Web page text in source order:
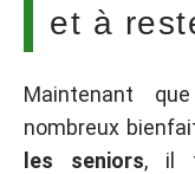
et à
Maintenant
nombreux
les seniors, il